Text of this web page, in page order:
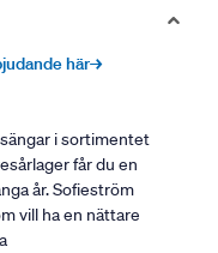
här→
i sortimentet
får du en
år. Sofieström
vill ha en nättare